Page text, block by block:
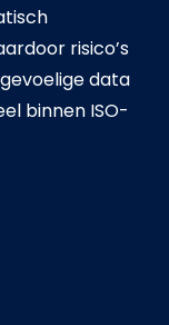
risico’s
data
binnen ISO-